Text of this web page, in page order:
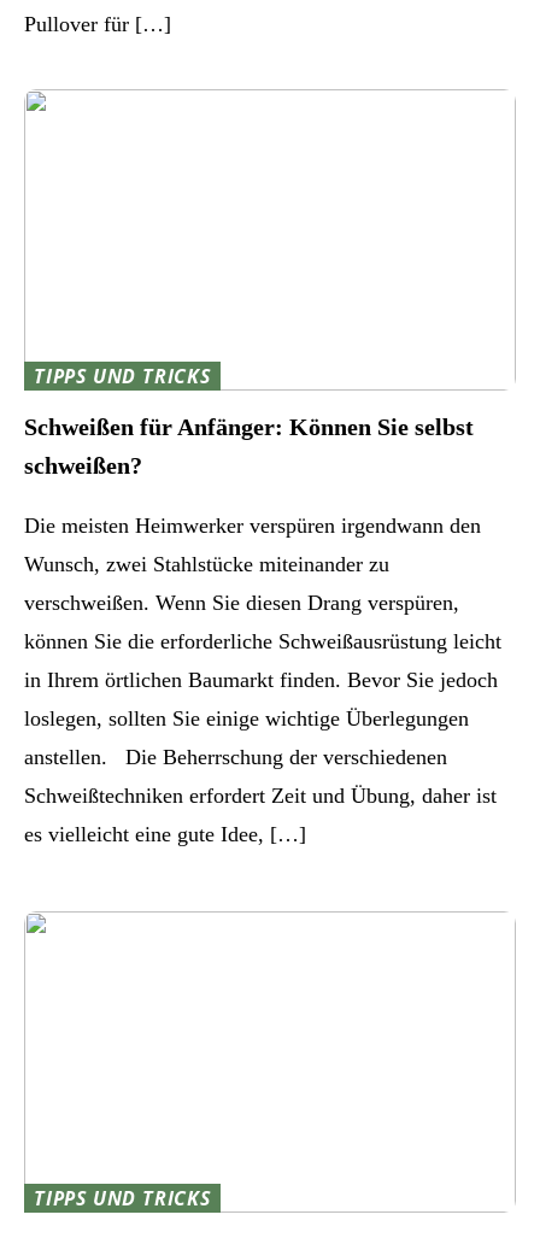
Pullover für […]
TIPPS UND TRICKS
Schweißen für Anfänger: Können Sie selbst
schweißen?
Die meisten Heimwerker verspüren irgendwann den
Wunsch, zwei Stahlstücke miteinander zu
verschweißen. Wenn Sie diesen Drang verspüren,
können Sie die erforderliche Schweißausrüstung leicht
in Ihrem örtlichen Baumarkt finden. Bevor Sie jedoch
loslegen, sollten Sie einige wichtige Überlegungen
anstellen. Die Beherrschung der verschiedenen
Schweißtechniken erfordert Zeit und Übung, daher ist
es vielleicht eine gute Idee, […]
TIPPS UND TRICKS